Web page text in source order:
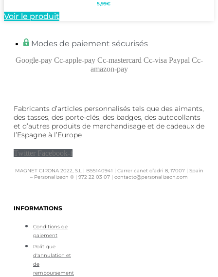
5,99€
Voir le produit
Modes de paiement sécurisés
Google-pay Cc-apple-pay Cc-mastercard Cc-visa Paypal Cc-
amazon-pay
Fabricants d’articles personnalisés tels que des aimants,
des tasses, des porte-clés, des badges, des autocollants
et d’autres produits de marchandisage et de cadeaux de
l’Espagne à l’Europe
Twitter Facebook-f
MAGNET GIRONA 2022, S.L | B55140941 | Carrer canet d’adri 8, 17007 | Spain
– Personalizeon ® | 972 22 03 07 | contacto@personalizeon.com
INFORMATIONS
Conditions de
paiement
Politique
d'annulation et
de
remboursement